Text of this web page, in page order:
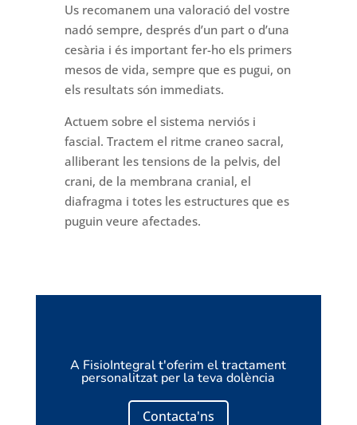
Us recomanem una valoració del vostre
nadó sempre, després d’un part o d’una
cesària i és important fer-ho els primers
mesos de vida, sempre que es pugui, on
els resultats són immediats.
Actuem sobre el sistema nerviós i
fascial. Tractem el ritme craneo sacral,
alliberant les tensions de la pelvis, del
crani, de la membrana cranial, el
diafragma i totes les estructures que es
puguin veure afectades.
A FisioIntegral t'oferim el tractament
personalitzat per la teva dolència
Contacta'ns